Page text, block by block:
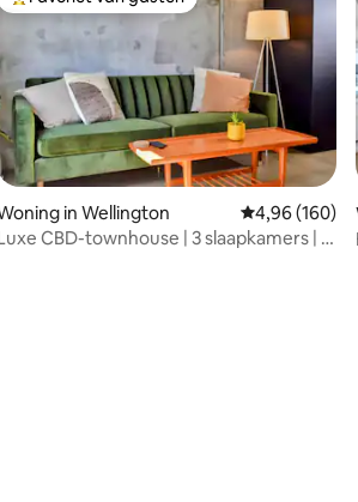
van 4,95 op 5, 113 recensies
Topfavoriet van gasten
in Wellington Gemiddelde
4,96 (160)
CBD-townhouse | 3 slaapkamers | 3